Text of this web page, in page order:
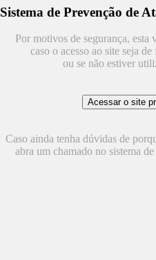
Sistema de Prevenção de
Por motivos de segurança, esta
caso o acesso ao site seja
ou se não estiver
Caso ainda tenha dúvidas de
abra um chamado no sistema